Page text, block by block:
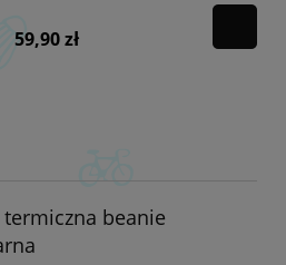
59,90 zł
termiczna beanie